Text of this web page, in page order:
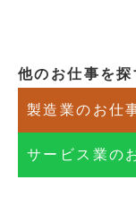
他のお仕事を探
製造業のお仕
サービス業の